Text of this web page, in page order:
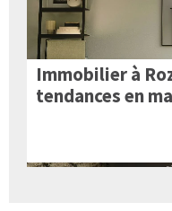
Immobilier à
tendances en